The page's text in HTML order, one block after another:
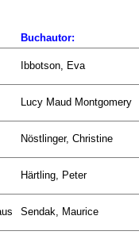
Buchautor:
Ibbotson, Eva
Lucy Maud Montgomery
Nöstlinger, Christine
Härtling, Peter
Sendak, Maurice